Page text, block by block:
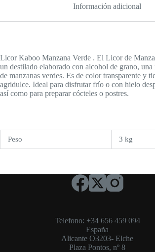
Información adicional
Licor Kaboo Manzana Verde . El Licor de
un destilado elaborado con alcohol de grano, una
de manzanas verdes. Es de color transparente y
agridulce. Ideal para disfrutar frío o con hielo
así como para preparar cócteles o postres.
Peso 3 kg
Telefono: +34 656 459 094
España
Alicante O3203- Elche
Plaza Pontos, nº 8